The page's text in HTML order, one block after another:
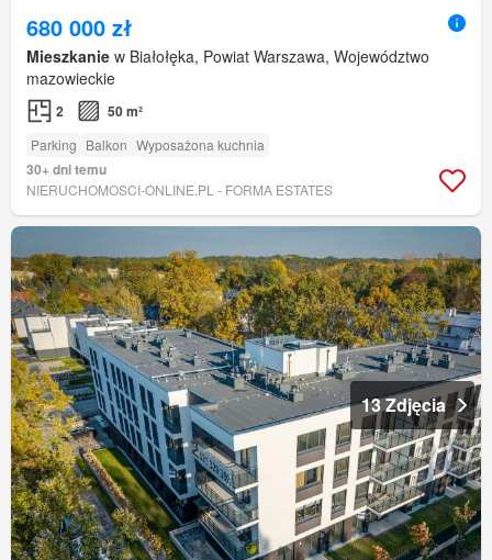
680 000 zł
Mieszkanie w Białołęka, Powiat Warszawa, Województwo
mazowieckie
2 50 m²
Parking Balkon Wyposażona kuchnia
30+ dni temu
NIERUCHOMOSCI-ONLINE.PL - FORMA ESTATES
13 Zdjęcia